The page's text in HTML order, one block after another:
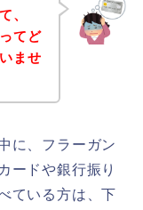
、
てど
ませ
に、フラーガン
ードや銀行振り
ている方は、下